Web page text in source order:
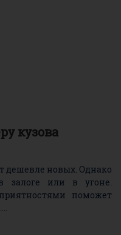
кузова
дешевле новых. Однако
залоге или в угоне.
поможет